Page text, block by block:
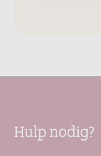
Hulp nodig?